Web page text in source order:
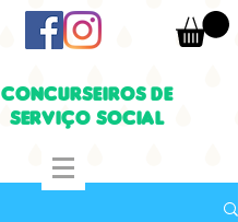
CONCURSEIROS DE
SERVIÇO SOCIAL